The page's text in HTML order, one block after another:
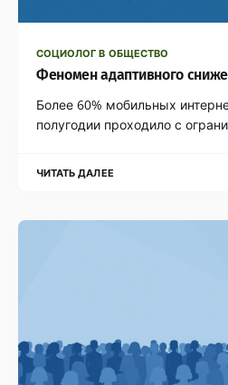
СОЦИОЛОГ В ОБЩЕСТВО
Феномен адаптивного
Более 60% мобильных
полугодии проходило с
ЧИТАТЬ ДАЛЕЕ